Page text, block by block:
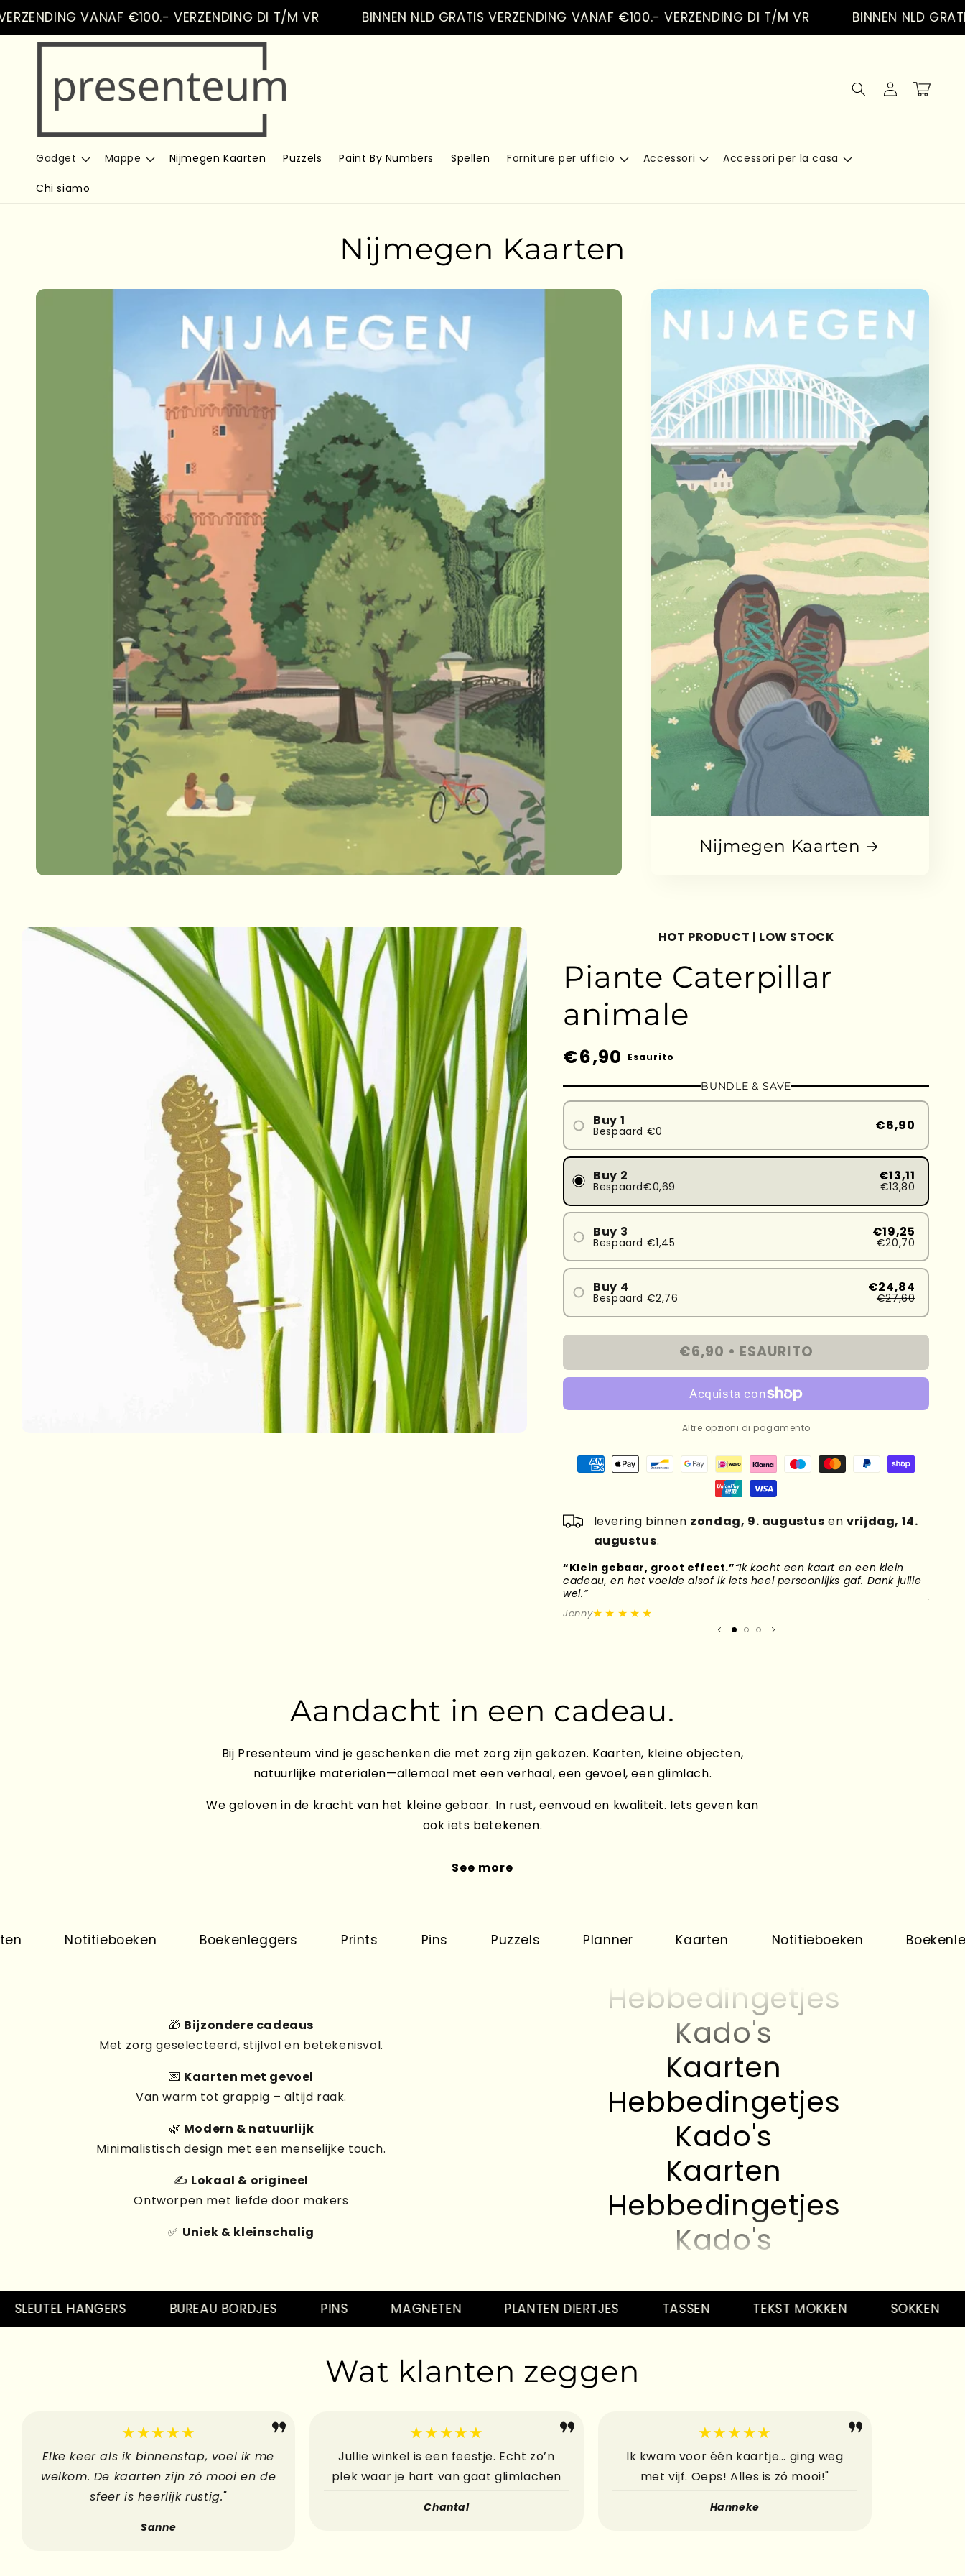
VANAF €100.- VERZENDING DI T/M VR BINNEN NLD GRATIS VERZENDING VANAF €100.- VERZENDING DI T/M VR BINNEN NLD GRATIS
Gadget Mappe Nijmegen Kaarten Puzzels Paint By Numbers Spellen Forniture per ufficio Accessori Accessori per la casa
Chi siamo
Accedi Carrello
Nijmegen Kaarten
Nijmegen Kaarten
Passa alle
informazioni
sul prodotto
HOT PRODUCT | LOW STOCK
Piante Caterpillar
animale
Prezzo
listino
€6,90 Esaurito
BUNDLE & SAVE
Buy 1
Bespaard €0 €6,90
Buy 2
Bespaard€0,69
€13,11
€13,80
Buy 3
Bespaard €1,45
€19,25
€20,70
Buy 4
Bespaard €2,76
€24,84
€27,60
€6,90 • ESAURITO
Altre opzioni di pagamento
levering binnen zondag, 9. augustus envrijdag, 14.
augustus.
“Klein gebaar, groot effect.”“Ik kocht een kaart en een klein
cadeau, en het voelde alsof ik iets heel persoonlijks gaf. Dank jullie
wel.”
Jenny★★★★★
Aandacht in een cadeau.
Bij Presenteum vind je geschenken die met zorg zijn gekozen. Kaarten, kleine objecten,
natuurlijke materialen—allemaal met een verhaal, een gevoel, een glimlach.
We geloven in de kracht van het kleine gebaar. In rust, eenvoud en kwaliteit. Iets geven kan
ook iets betekenen.
See more
Notitieboeken Boekenleggers Prints Pins Puzzels Planner Kaarten Notitieboeken Boekenleggers
🎁 Bijzondere cadeaus
Met zorg geselecteerd, stijlvol en betekenisvol.
💌 Kaarten met gevoel
Van warm tot grappig – altijd raak.
🌿 Modern & natuurlijk
Minimalistisch design met een menselijke touch.
✍️ Lokaal & origineel
Ontworpen met liefde door makers
✅ Uniek & kleinschalig
Kaarten
Kado's
Kaarten
Hebbedingetjes
Kado's
Kaarten
Hebbedingetjes
Kado's
Kaarten
Hebbedingetjes
Kado's
Hebbedingetjes
Kado's
Kaarten
Hebbedingetjes
HANGERS BUREAU BORDJES MAGNETEN PLANTEN DIERTJES TASSEN TEKST MOKKEN SOKKEN
Wat klanten zeggen
★★★★★
Elke keer als ik binnenstap, voel ik me
welkom. De kaarten zijn zó mooi en de
sfeer is heerlijk rustig."
Sanne
★★★★★
Jullie winkel is een feestje. Echt zo’n
plek waar je hart van gaat glimlachen
Chantal
★★★★★
Ik kwam voor één kaartje… ging weg
met vijf. Oeps! Alles is zó mooi!"
Hanneke